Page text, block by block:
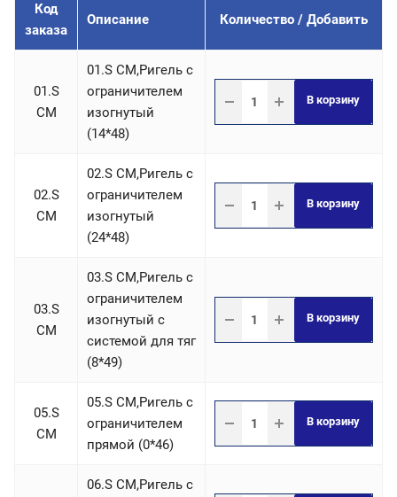
Код
заказа
Описание Количество / Добавить
01.S
СM
01.S СM,Ригель c
ограничителем
изогнутый
(14*48)
В корзину
02.S
СM
02.S СM,Ригель c
ограничителем
изогнутый
(24*48)
В корзину
03.S
СM
03.S СM,Ригель c
ограничителем
изогнутый с
системой для тяг
(8*49)
В корзину
05.S
СM
05.S СM,Ригель c
ограничителем
прямой (0*46)
В корзину
06.S СM,Ригель c